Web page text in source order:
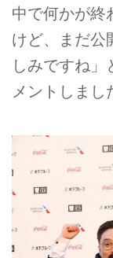
中で何かが終
けど、まだ公
しみですね」
メントしまし